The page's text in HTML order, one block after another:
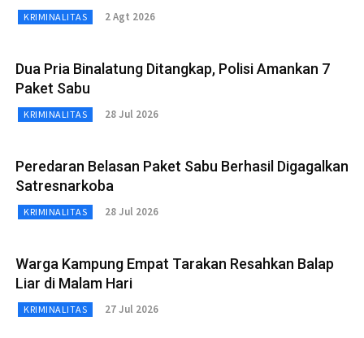
KRIMINALITAS 2 Agt 2026
Dua Pria Binalatung Ditangkap, Polisi Amankan 7
Paket Sabu
KRIMINALITAS 28 Jul 2026
Peredaran Belasan Paket Sabu Berhasil Digagalkan
Satresnarkoba
KRIMINALITAS 28 Jul 2026
Warga Kampung Empat Tarakan Resahkan Balap
Liar di Malam Hari
KRIMINALITAS 27 Jul 2026